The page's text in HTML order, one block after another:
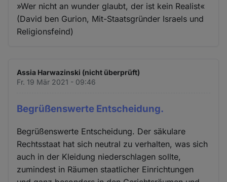
»Wer nicht an wunder glaubt, der ist kein Realist«
(David ben Gurion, Mit-Staatsgründer Israels und
Religionsfeind)
Assia Harwazinski (nicht überprüft)
Fr. 19 Mär 2021 - 09:46
Begrüßenswerte Entscheidung.
Begrüßenswerte Entscheidung. Der säkulare
Rechtsstaat hat sich neutral zu verhalten, was sich
auch in der Kleidung niederschlagen sollte,
zumindest in Räumen staatlicher Einrichtungen